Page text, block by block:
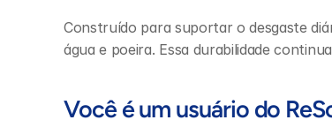
Construído para suportar o desgaste
água e poeira. Essa durabilidade
Você é um usuário do